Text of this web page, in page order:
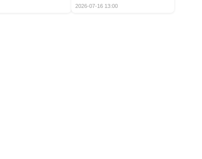
2026-07-16 13:00